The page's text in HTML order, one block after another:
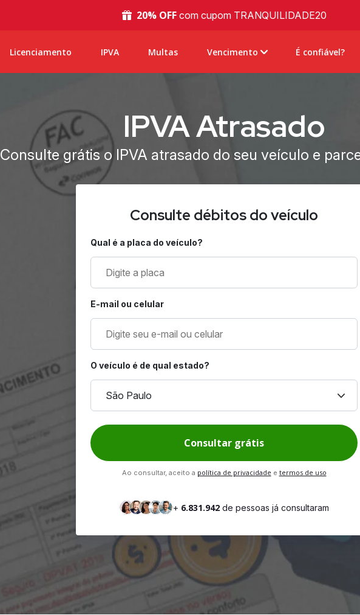
20% OFFcom cupom TRANQUILIDADE20
Licenciamento IPVA Multas Vencimento arrow_back_ios É confiável?
IPVA Atrasado
Consulte grátis o IPVA atrasado do seu veículo e
Consulte débitos do veículo
Qual é a placa do veículo?
E-mail ou celular
O veículo é de qual estado?
São Paulo keyboard_arrow_down
Consultar grátis
Ao consultar, aceito a política de privacidade e termos de uso
+ 6.831.942 de pessoas já consultaram